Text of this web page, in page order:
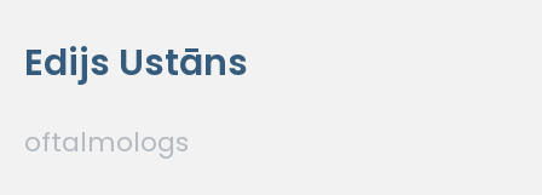
Edijs Ustāns
oftalmologs